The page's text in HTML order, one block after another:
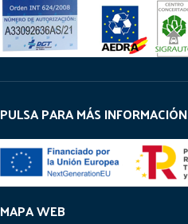
PULSA PARA MÁS INFORMACIÓN
MAPA WEB